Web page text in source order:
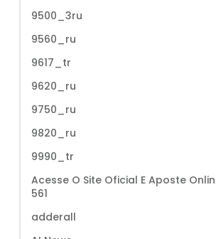
9500_3ru
9560_ru
9617_tr
9620_ru
9750_ru
9820_ru
9990_tr
Acesse O Site Oficial E Aposte
561
adderall